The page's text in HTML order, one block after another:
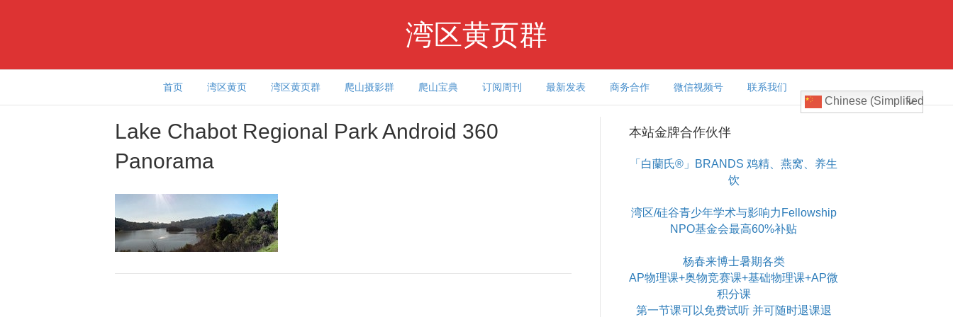
湾区黄页群
首页 湾区黄页 湾区黄页群 爬山摄影群 爬山宝典 订阅周刊 最新发表 商务合作 微信视频号 联系我们
Chinese (Simplified)
Lake Chabot Regional Park Android 360
Panorama
本站金牌合作伙伴
「白蘭氏®」BRANDS 鸡精、燕窝、养生
饮
湾区/硅谷青少年学术与影响力Fellowship
NPO基金会最高60%补贴
杨春来博士暑期各类
AP物理课+奥物竞赛课+基础物理课+AP微
积分课
第一节课可以免费试听 并可随时退课退